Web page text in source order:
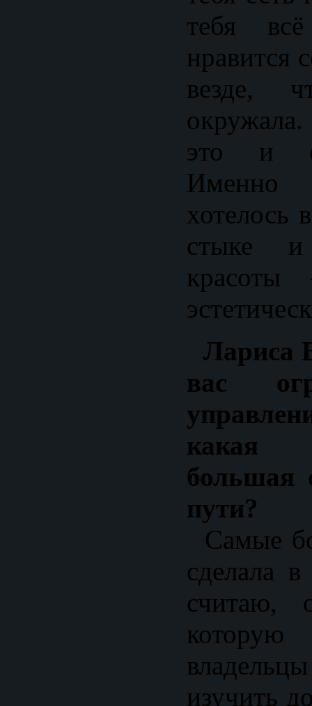
тебя
нравится
везде,
это и
Именно
хотелось
стыке
Лариса
вас
какая
большая
пути?
Самые
сделала
считаю,
которую
изучить